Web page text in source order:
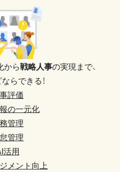
から戦略人事の実現まで、
らできる！
評価
の一元化
管理
管理
活用
メント向上